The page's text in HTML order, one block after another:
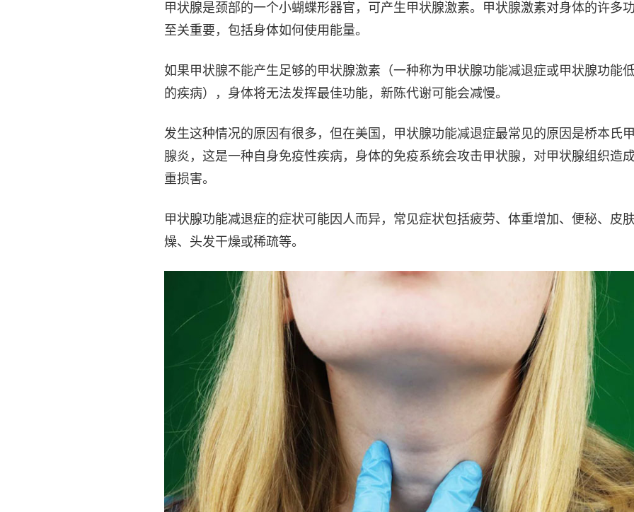
甲状腺是颈部的一个小蝴蝶形器官，可产生甲状腺激素。甲状腺激素对身体的许多
至关重要，包括身体如何使用能量。
如果甲状腺不能产生足够的甲状腺激素（一种称为甲状腺功能减退症或甲状腺功能
的疾病），身体将无法发挥最佳功能，新陈代谢可能会减慢。
发生这种情况的原因有很多，但在美国，甲状腺功能减退症最常见的原因是桥本氏
腺炎，这是一种自身免疫性疾病，身体的免疫系统会攻击甲状腺，对甲状腺组织造
重损害。
甲状腺功能减退症的症状可能因人而异，常见症状包括疲劳、体重增加、便秘、皮
燥、头发干燥或稀疏等。